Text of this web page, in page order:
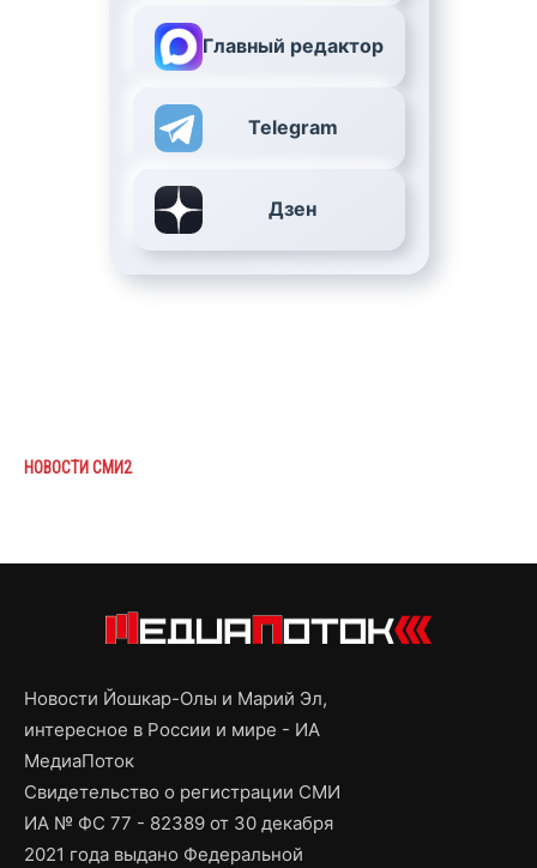
Главный редактор
Telegram
Дзен
НОВОСТИ СМИ2
Новости Йошкар-Олы и Марий Эл,
интересное в России и мире - ИА
МедиаПоток
Свидетельство о регистрации СМИ
ИА № ФС 77 - 82389 от 30 декабря
2021 года выдано Федеральной